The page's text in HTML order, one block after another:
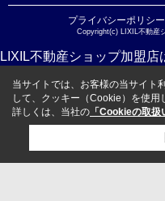
プライバシーポリシー
Copyright(c) LIXIL不動産
LIXIL不動産ショップ加盟店
当サイトでは、お客様の当サイト
して、クッキー（Cookie）を使用
詳しくは、当社の 「Cookieの取扱